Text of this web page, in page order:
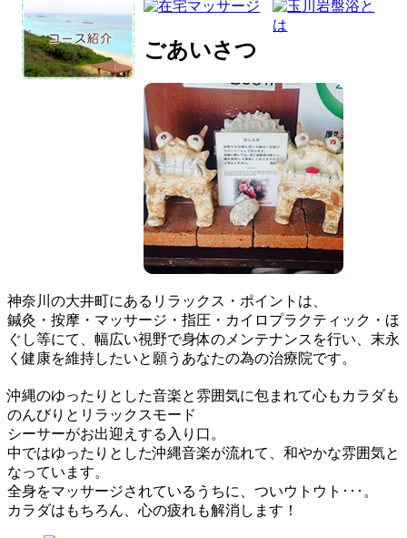
ごあいさつ
神奈川の大井町にあるリラックス・ポイントは、
鍼灸・按摩・マッサージ・指圧・カイロプラクティック・ほ
ぐし等にて、幅広い視野で身体のメンテナンスを行い、末永
く健康を維持したいと願うあなたの為の治療院です。
沖縄のゆったりとした音楽と雰囲気に包まれて心もカラダも
のんびりとリラックスモード
シーサーがお出迎えする入り口。
中ではゆったりとした沖縄音楽が流れて、和やかな雰囲気と
なっています。
全身をマッサージされているうちに、ついウトウト･･･。
カラダはもちろん、心の疲れも解消します！